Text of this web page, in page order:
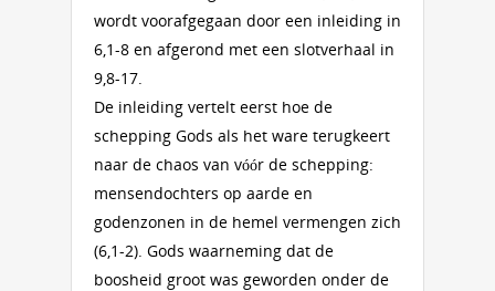
wordt voorafgegaan door een inleiding in
6,1-8 en afgerond met een slotverhaal in
9,8-17.
De inleiding vertelt eerst hoe de
schepping Gods als het ware terugkeert
naar de chaos van vóór de schepping:
mensendochters op aarde en
godenzonen in de hemel vermengen zich
(6,1-2). Gods waarneming dat de
boosheid groot was geworden onder de